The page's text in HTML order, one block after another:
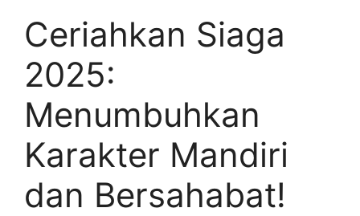
Ceriahkan Siaga
2025:
Menumbuhkan
Karakter Mandiri
dan Bersahabat!